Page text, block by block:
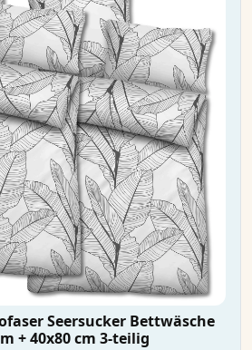
Seersucker Bettwäsche
+ 40x80 cm 3-teilig